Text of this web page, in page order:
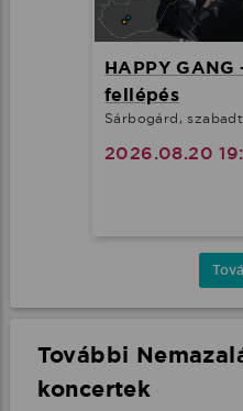
HAPPY GANG
fellépés
Sárbogárd,
2026.08.20
További
koncertek